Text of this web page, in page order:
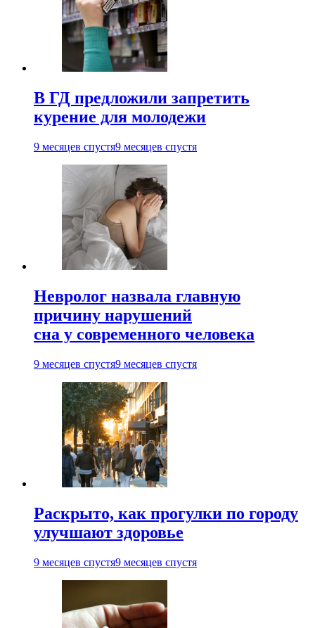
В ГД предложили запретить
курение для молодежи
9 месяцев спустя9 месяцев спустя
Невролог назвала главную
причину нарушений
сна у современного человека
9 месяцев спустя9 месяцев спустя
Раскрыто, как прогулки по городу
улучшают здоровье
9 месяцев спустя9 месяцев спустя